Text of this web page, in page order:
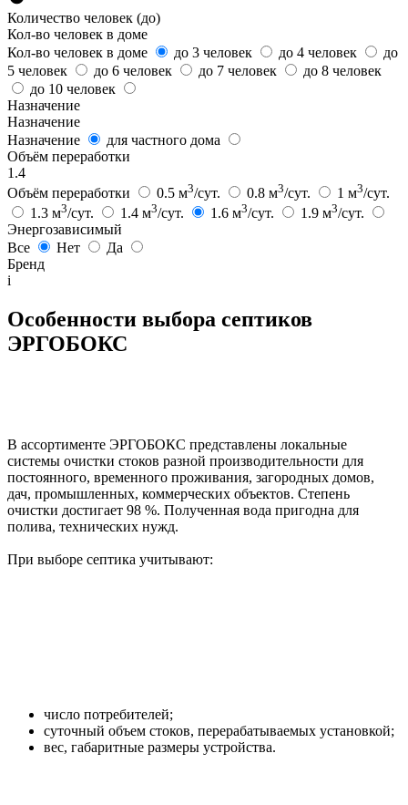
Количество человек (до)
Кол-во человек в доме
Кол-во человек в доме
до 3 человек до 4 человек
до
5 человек
до 6 человек до 7 человек
до 8 человек
до 10 человек
Назначение
Назначение
Назначение
для частного дома
Объём переработки
1.4
Объём переработки
0.5 м3/сут. 0.8 м3/сут. 1 м3/сут.
1.3 м3/сут. 1.4 м3/сут. 1.6 м3/сут. 1.9 м3/сут.
Энергозависимый
Все
Нет
Да
Бренд
i
Особенности выбора септиков
ЭРГОБОКС
В ассортименте ЭРГОБОКС представлены локальные
системы очистки стоков разной производительности для
постоянного, временного проживания, загородных домов,
дач, промышленных, коммерческих объектов. Степень
очистки достигает 98 %. Полученная вода пригодна для
полива, технических нужд.
При выборе септика учитывают:
число потребителей;
суточный объем стоков, перерабатываемых установкой;
вес, габаритные размеры устройства.